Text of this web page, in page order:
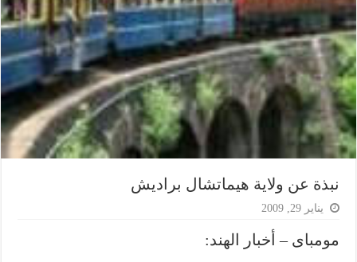
نبذة عن ولاية هيماتشال براديش
يناير 29, 2009
مومباى – أخبار الهند: